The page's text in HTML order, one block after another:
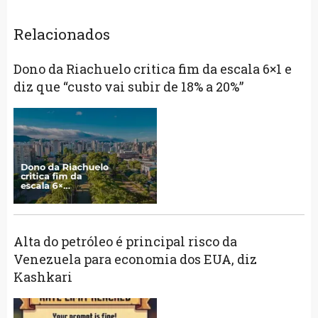
Relacionados
Dono da Riachuelo critica fim da escala 6×1 e
diz que “custo vai subir de 18% a 20%”
Alta do petróleo é principal risco da
Venezuela para economia dos EUA, diz
Kashkari